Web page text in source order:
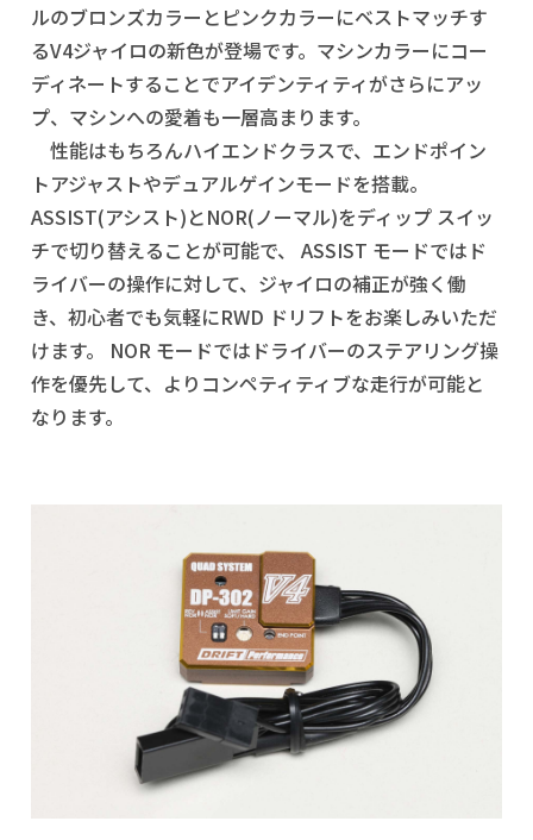
ルのブロンズカラーとピンクカラーにベストマッチす
るV4ジャイロの新色が登場です。マシンカラーにコー
ディネートすることでアイデンティティがさらにアッ
プ、マシンへの愛着も一層高まります。
性能はもちろんハイエンドクラスで、エンドポイン
トアジャストやデュアルゲインモードを搭載。
ASSIST(アシスト)とNOR(ノーマル)をディップ スイッ
チで切り替えることが可能で、 ASSIST モードではド
ライバーの操作に対して、ジャイロの補正が強く働
き、初心者でも気軽にRWD ドリフトをお楽しみいただ
けます。 NOR モードではドライバーのステアリング操
作を優先して、よりコンペティティブな走行が可能と
なります。